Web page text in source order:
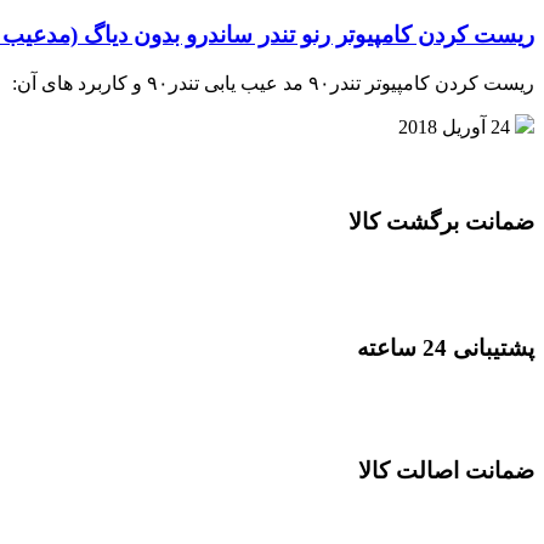
ریست کردن کامپیوتر رنو تندر ساندرو بدون دیاگ (مدعیب
ریست کردن کامپیوتر تندر۹۰ مد عیب یابی تندر۹۰ و کاربرد های آن:
24 آوریل 2018
ضمانت برگشت کالا
پشتیبانی 24 ساعته
ضمانت اصالت کالا